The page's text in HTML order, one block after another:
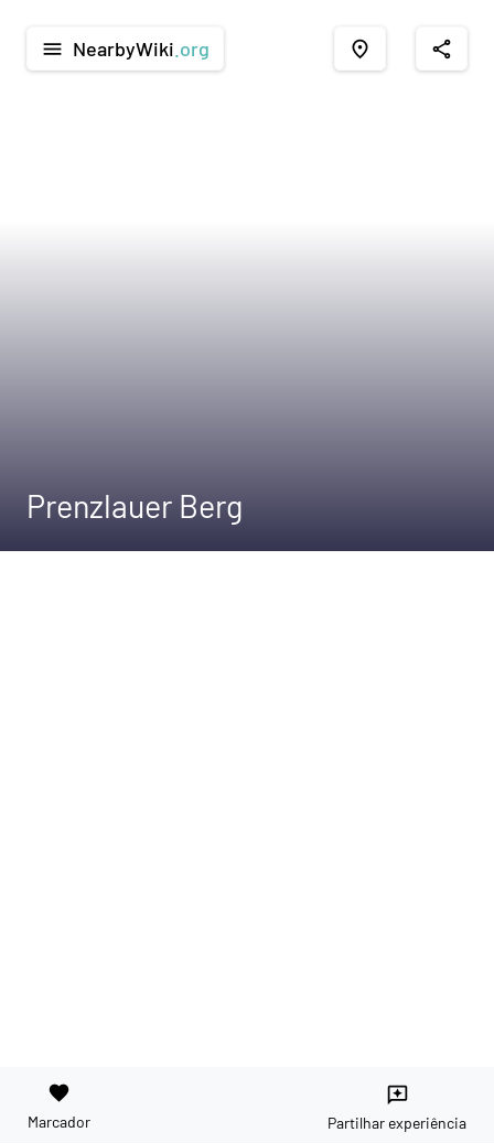
menu NearbyWiki .org place share
Prenzlauer Berg
favorite
Marcador
reviews
Partilhar experiência